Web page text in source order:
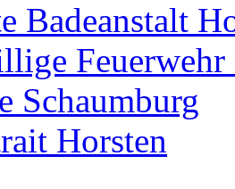
Badeanstalt
Feuerwehr
Schaumburg
Horsten